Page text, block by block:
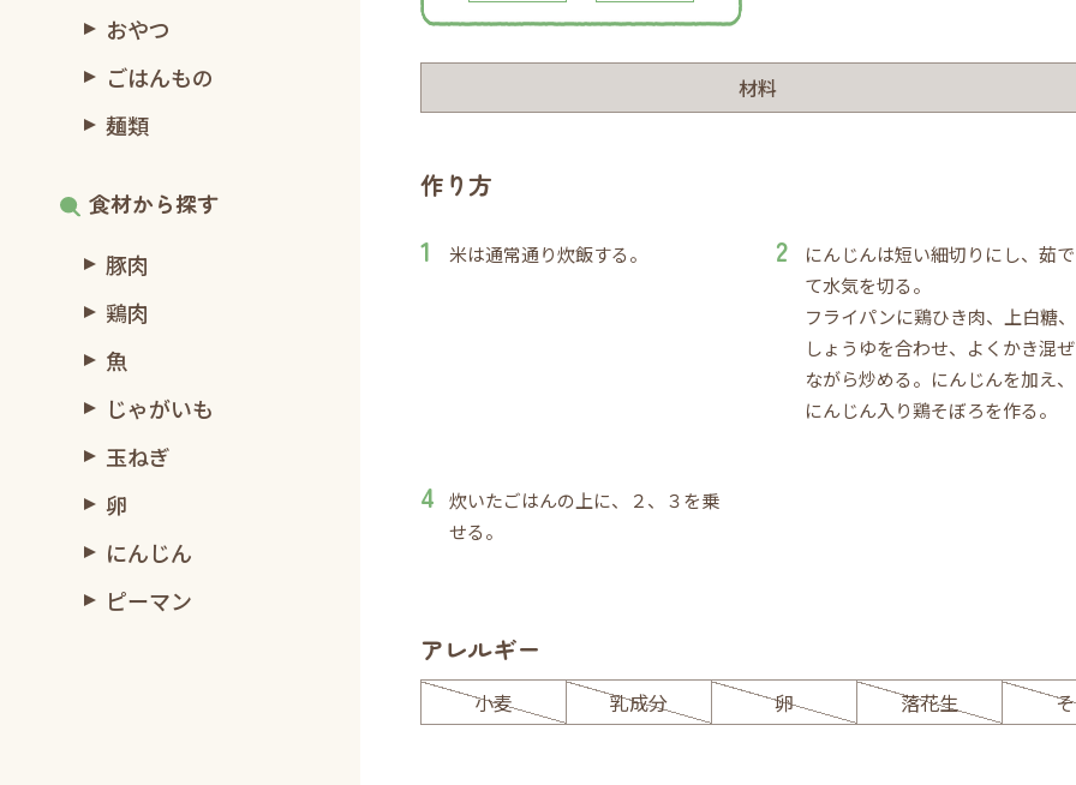
おやつ
ごはんもの
麺類
食材から探す
豚肉
鶏肉
魚
じゃがいも
玉ねぎ
卵
にんじん
ピーマン
材料
作り方
米は通常通り炊飯する。
にんじんは短い細切りにし、茹で
て水気を切る。
フライパンに鶏ひき肉、上白糖、
しょうゆを合わせ、よくかき混ぜ
ながら炒める。にんじんを加え、
にんじん入り鶏そぼろを作る。
炊いたごはんの上に、２、３を乗
せる。
アレルギー
小麦 乳成分 卵 落花生